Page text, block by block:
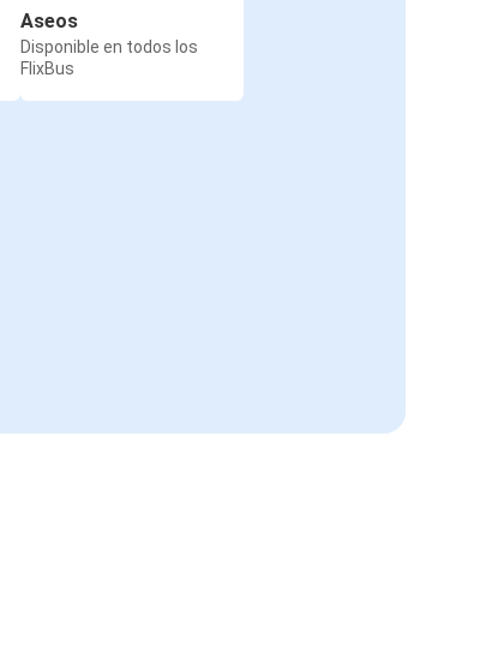
Aseos
Disponible en todos los
FlixBus